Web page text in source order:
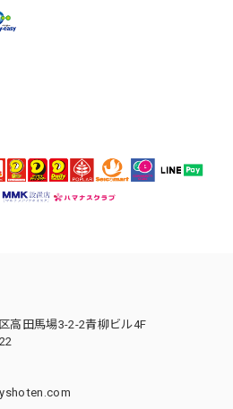
高田馬場3-2-2青柳ビル4F